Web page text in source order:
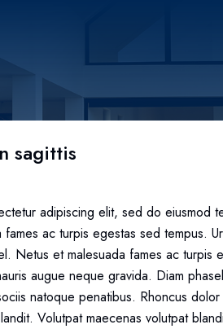
sagittis
adipiscing elit, sed do eiusmod
fames ac turpis egestas sed tempus.
Netus et malesuada fames ac
augue neque gravida. Diam
natoque penatibus. Rhoncus
Volutpat maecenas volutpat